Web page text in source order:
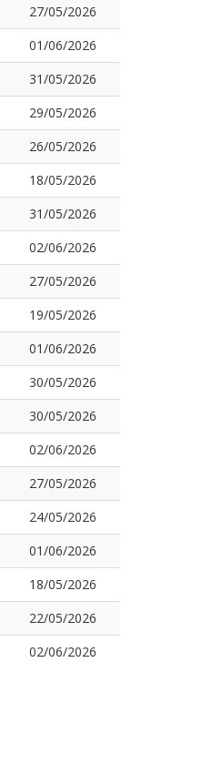
27/05/2026
01/06/2026
31/05/2026
29/05/2026
26/05/2026
18/05/2026
31/05/2026
02/06/2026
27/05/2026
19/05/2026
01/06/2026
30/05/2026
30/05/2026
02/06/2026
27/05/2026
24/05/2026
01/06/2026
18/05/2026
22/05/2026
02/06/2026